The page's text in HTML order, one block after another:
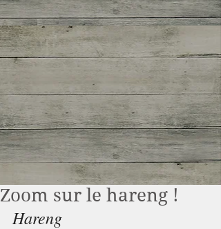
Zoom sur le hareng !
Hareng